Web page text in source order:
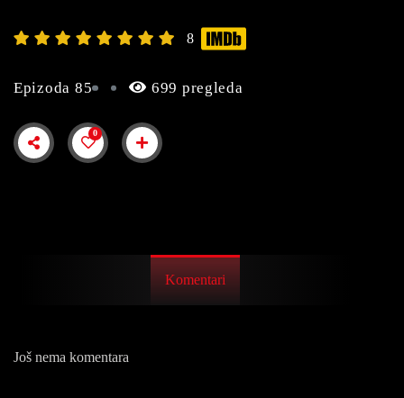
8
Epizoda 85 699 pregleda
0
Komentari
Još nema komentara